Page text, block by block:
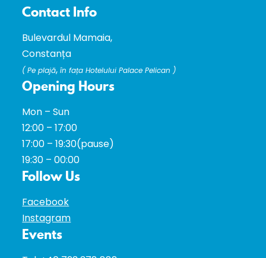
Contact Info
Bulevardul Mamaia,
Constanța
(Pe plajă, în fața Hotelului Palace Pelican )
Opening Hours
Mon – Sun
12:00 – 17:00
17:00 – 19:30(pause)
19:30 – 00:00
Follow Us
Facebook
Instagram
Events